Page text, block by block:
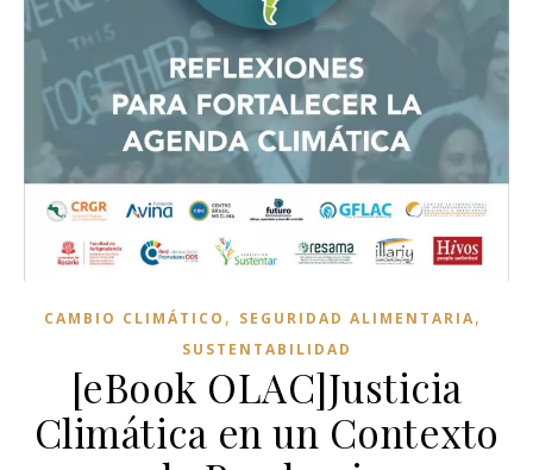
CAMBIO CLIMÁTICO , SEGURIDAD ALIMENTARIA,
SUSTENTABILIDAD
[eBook OLAC]Justicia
Climática en un Contexto